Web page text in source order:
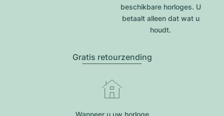
beschikbare horloges. U
betaalt alleen dat wat u
houdt.
Gratis retourzending
Wanneer u uw horloge